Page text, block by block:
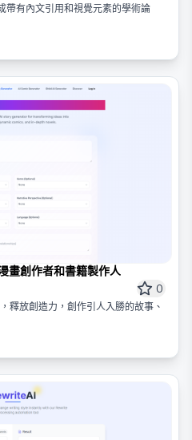
帶有內文引用和視覺元素的學術論
畫創作者和書籍製作人
0
釋放創造力，創作引人入勝的故事、